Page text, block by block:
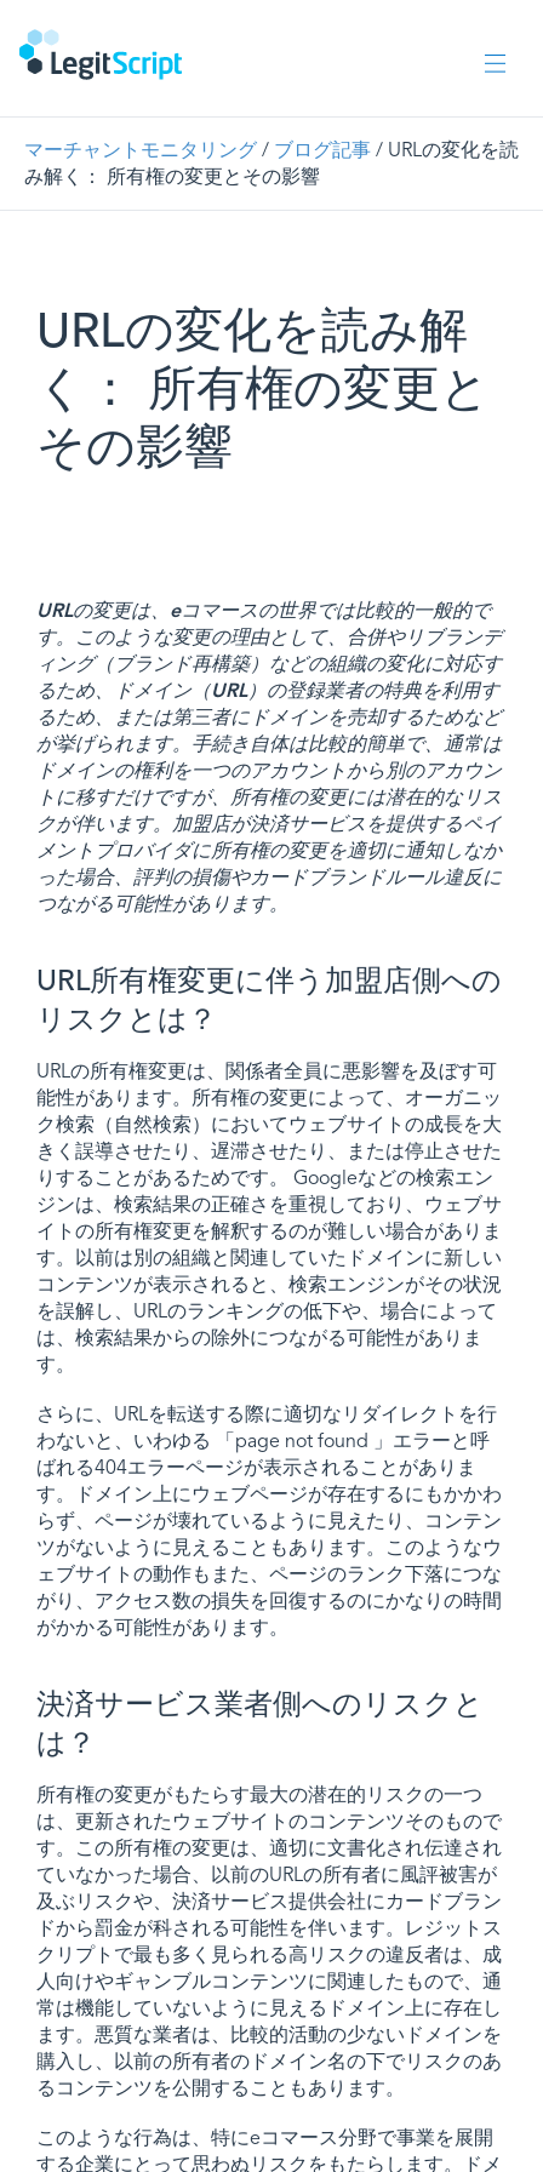
マーチャントモニタリング / ブログ記事 / URLの変化を読
み解く： 所有権の変更とその影響
URLの変化を読み解
く： 所有権の変更と
その影響
URLの変更は、eコマースの世界では比較的一般的で
す。このような変更の理由として、合併やリブランデ
ィング（ブランド再構築）などの組織の変化に対応す
るため、ドメイン（URL）の登録業者の特典を利用す
るため、または第三者にドメインを売却するためなど
が挙げられます。手続き自体は比較的簡単で、通常は
ドメインの権利を一つのアカウントから別のアカウン
トに移すだけですが、所有権の変更には潜在的なリス
クが伴います。加盟店が決済サービスを提供するペイ
メントプロバイダに所有権の変更を適切に通知しなか
った場合、評判の損傷やカードブランドルール違反に
つながる可能性があります。
URL所有権変更に伴う加盟店側への
リスクとは？
URLの所有権変更は、関係者全員に悪影響を及ぼす可
能性があります。所有権の変更によって、オーガニッ
ク検索（自然検索）においてウェブサイトの成長を大
きく誤導させたり、遅滞させたり、または停止させた
りすることがあるためです。 Googleなどの検索エン
ジンは、検索結果の正確さを重視しており、ウェブサ
イトの所有権変更を解釈するのが難しい場合がありま
す。以前は別の組織と関連していたドメインに新しい
コンテンツが表示されると、検索エンジンがその状況
を誤解し、 URLのランキングの低下や、場合によって
は、検索結果からの除外につながる可能性がありま
す。
さらに、URLを転送する際に適切なリダイレクトを行
わないと、いわゆる 「page not found 」エラーと呼
ばれる404エラーページが表示されることがありま
す。ドメイン上にウェブページが存在するにもかかわ
らず、ページが壊れているように見えたり、コンテン
ツがないように見えることもあります。このようなウ
ェブサイトの動作もまた、ページのランク下落につな
がり、アクセス数の損失を回復するのにかなりの時間
がかかる可能性があります。
決済サービス業者側へのリスクと
は？
所有権の変更がもたらす最大の潜在的リスクの一つ
は、更新されたウェブサイトのコンテンツそのもので
す。この所有権の変更は、適切に文書化され伝達され
ていなかった場合、以前のURLの所有者に風評被害が
及ぶリスクや、決済サービス提供会社にカードブラン
ドから罰金が科される可能性を伴います。レジットス
クリプトで最も多く見られる高リスクの違反者は、成
人向けやギャンブルコンテンツに関連したもので、通
常は機能していないように見えるドメイン上に存在し
ます。悪質な業者は、比較的活動の少ないドメインを
購入し、以前の所有者のドメイン名の下でリスクのあ
るコンテンツを公開することもあります。
このような行為は、特にeコマース分野で事業を展開
する企業にとって思わぬリスクをもたらします。ドメ